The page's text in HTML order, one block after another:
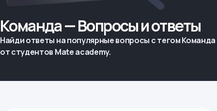
Команда — Вопросы и ответы
Найди ответы на популярные вопросы с тегом Команда
от студентов Mate academy.